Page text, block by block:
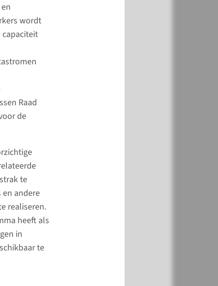
wordt
capaciteit
Raad
de
te
andere
realiseren.
heeft als
in
te
2021 stonden
bedden op
Een
op het
arbo, bouw,
techniek,
zorgmedewerkers